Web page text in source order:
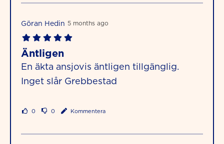
Göran Hedin 5 months ago
Äntligen
En äkta ansjovis äntligen tillgänglig.
Inget slår Grebbestad
0 0 Kommentera